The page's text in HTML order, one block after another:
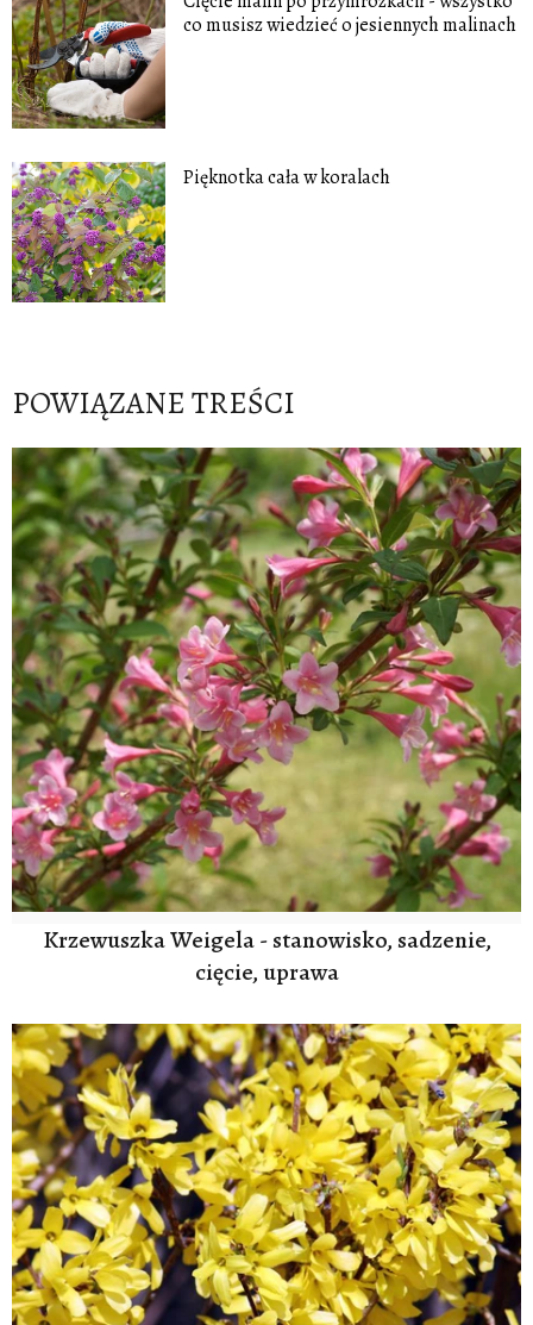
co musisz wiedzieć o jesiennych malinach
Pięknotka cała w koralach
POWIĄZANE TREŚCI
Krzewuszka Weigela - stanowisko, sadzenie,
cięcie, uprawa